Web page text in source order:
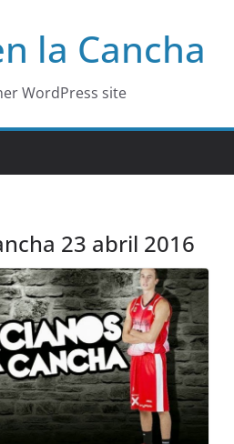
la Cancha
WordPress site
23 abril 2016